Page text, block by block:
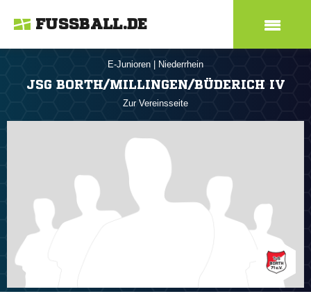
FUSSBALL.DE
E-Junioren Niederrhein
JSG BORTH/MILLINGEN/BÜDERICH IV
Zur Vereinsseite